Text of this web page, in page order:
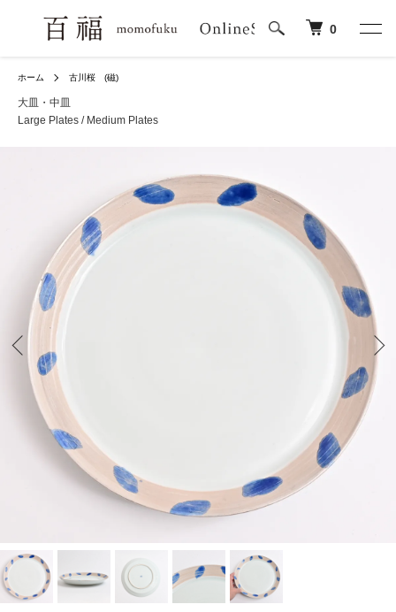
0
ホーム 古川桜 (磁)
大皿・中皿
Large Plates / Medium Plates